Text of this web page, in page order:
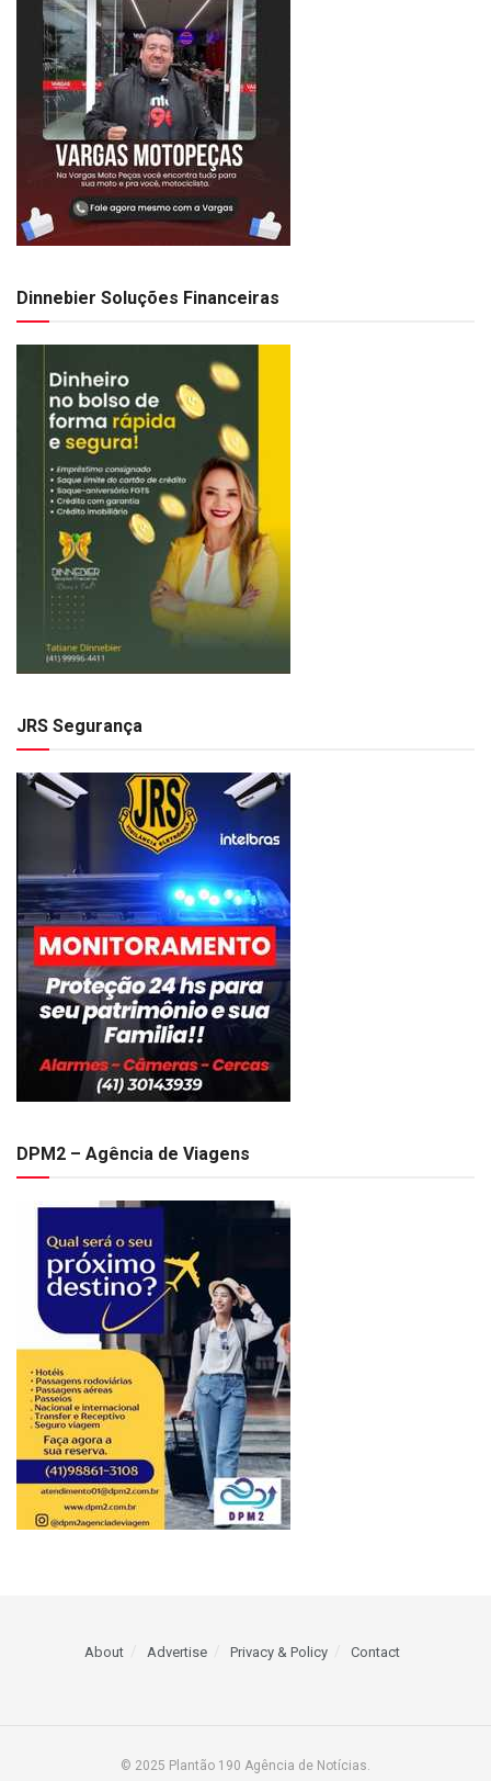
Dinnebier Soluções Financeiras
JRS Segurança
DPM2 – Agência de Viagens
About Advertise Privacy & Policy Contact
© 2025 Plantão 190 Agência de Notícias.